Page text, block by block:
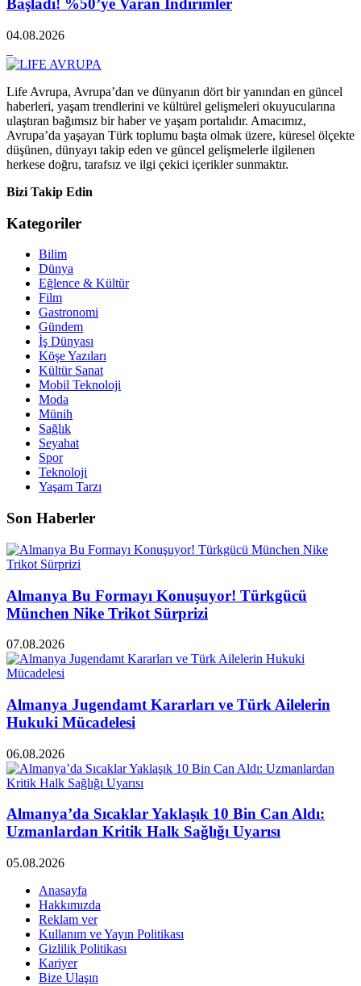
Başladı! %50’ye Varan İndirimler
04.08.2026
Life Avrupa, Avrupa’dan ve dünyanın dört bir yanından en güncel
haberleri, yaşam trendlerini ve kültürel gelişmeleri okuyucularına
ulaştıran bağımsız bir haber ve yaşam portalıdır. Amacımız,
Avrupa’da yaşayan Türk toplumu başta olmak üzere, küresel ölçekte
düşünen, dünyayı takip eden ve güncel gelişmelerle ilgilenen
herkese doğru, tarafsız ve ilgi çekici içerikler sunmaktır.
Bizi Takip Edin
Kategoriler
Bilim
Dünya
Eğlence & Kültür
Film
Gastronomi
Gündem
İş Dünyası
Köşe Yazıları
Kültür Sanat
Mobil Teknoloji
Moda
Münih
Sağlık
Seyahat
Spor
Teknoloji
Yaşam Tarzı
Son Haberler
Almanya Bu Formayı Konuşuyor! Türkgücü
München Nike Trikot Sürprizi
07.08.2026
Almanya Jugendamt Kararları ve Türk Ailelerin
Hukuki Mücadelesi
06.08.2026
Almanya’da Sıcaklar Yaklaşık 10 Bin Can Aldı:
Uzmanlardan Kritik Halk Sağlığı Uyarısı
05.08.2026
Anasayfa
Hakkımızda
Reklam ver
Kullanım ve Yayın Politikası
Gizlilik Politikası
Kariyer
Bize Ulaşın